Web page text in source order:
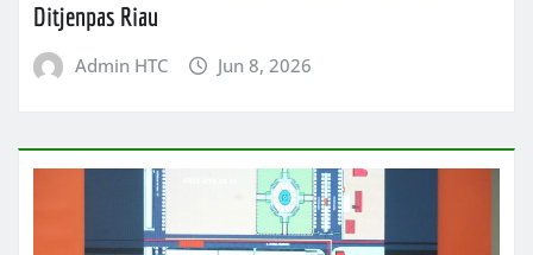
Ditjenpas Riau
Admin HTC Jun 8, 2026